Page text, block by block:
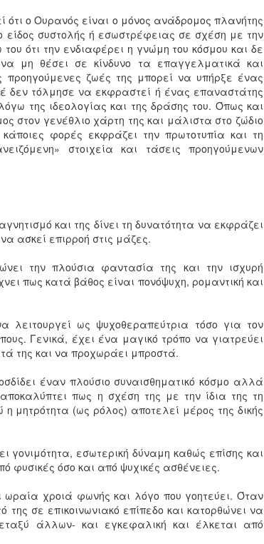
ότι ο Ουρανός είναι ο μόνος ανάδρομος πλανήτης
είδος συστολής ή εσωστρέφειας σε σχέση με την
ότι την ενδιαφέρει η γνώμη του κόσμου και δε
μη θέσει σε κίνδυνο τα επαγγελματικά και
προηγούμενες ζωές της μπορεί να υπήρξε ένας
δεν τόλμησε να εκφραστεί ή ένας επαναστάτης
της ιδεολογίας και της δράσης του. Όπως και
στον γενέθλιο χάρτη της και μάλιστα στο ζώδιο
κάποιες φορές εκφράζει την πρωτοτυπία και τη
στοιχεία και τάσεις προηγούμενων
και της δίνει τη δυνατότητα να εκφράζει
ασκεί επιρροή στις μάζες.
την πλούσια φαντασία της και την ισχυρή
πως κατά βάθος είναι πονόψυχη, ρομαντική και
λειτουργεί ως ψυχοθεραπεύτρια τόσο για τον
Γενικά, έχει ένα μαγικό τρόπο να γιατρεύει
της και να προχωράει μπροστά.
έναν πλούσιο συναισθηματικό κόσμο αλλά
πως η σχέση της με την ίδια της τη
μητρότητα (ως ρόλος) αποτελεί μέρος της δικής
γονιμότητα, εσωτερική δύναμη καθώς επίσης και
φυσικές όσο και από ψυχικές ασθένειες.
ωραία χροιά φωνής και λόγο που γοητεύει. Όταν
σε επικοινωνιακό επίπεδο και κατορθώνει να
άλλων- και εγκεφαλική και έλκεται από